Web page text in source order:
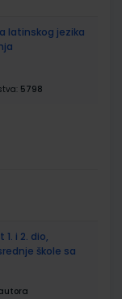
latinskog jezika
5798
i 2. dio,
škole sa